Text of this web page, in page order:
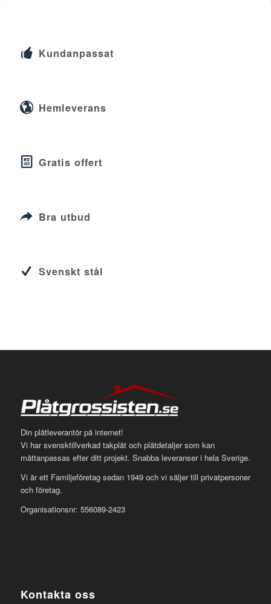
Kundanpassat
Hemleverans
Gratis offert
Bra utbud
Svenskt stål
Din plåtleverantör på internet!
Vi har svensktillverkad takplåt och plåtdetaljer som kan
måttanpassas efter ditt projekt. Snabba leveranser i hela Sverige.
Vi är ett Familjeföretag sedan 1949 och vi säljer till privatpersoner
och företag.
Organisationsnr: 556089-2423
Kontakta oss